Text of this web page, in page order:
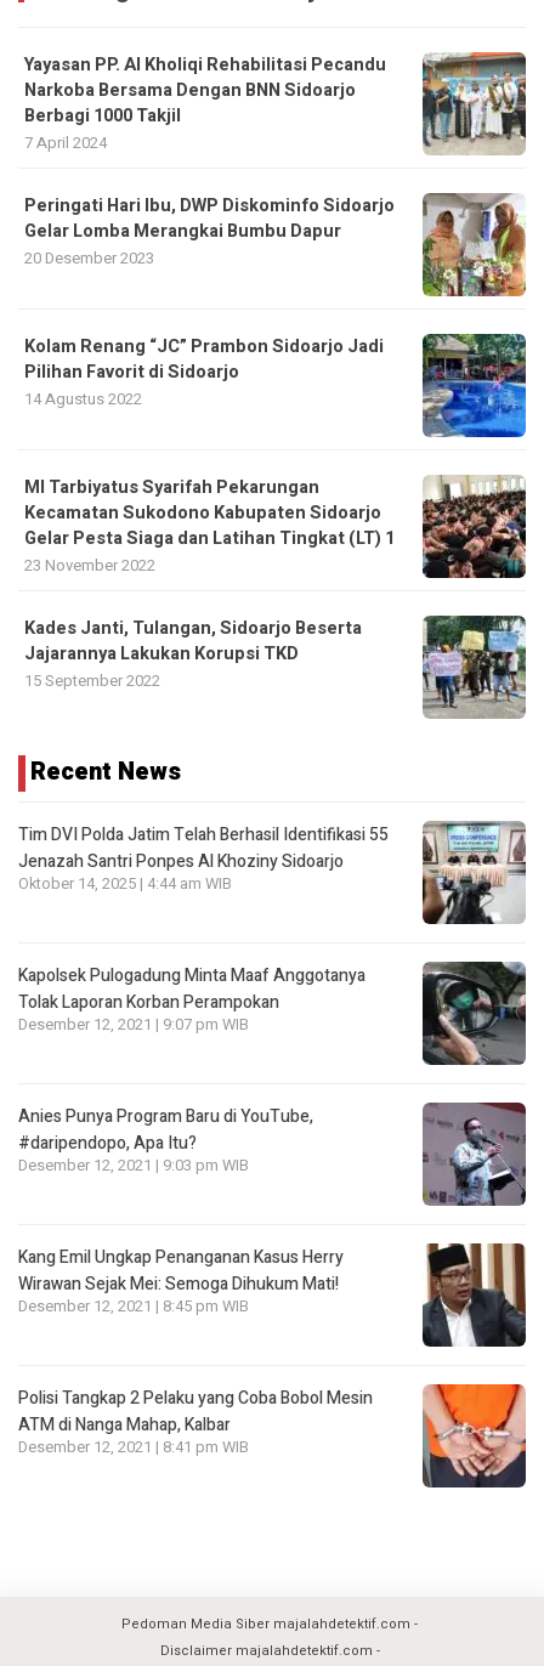
Yayasan PP. Al Kholiqi Rehabilitasi Pecandu
Narkoba Bersama Dengan BNN Sidoarjo
Berbagi 1000 Takjil
7 April 2024
Peringati Hari Ibu, DWP Diskominfo Sidoarjo
Gelar Lomba Merangkai Bumbu Dapur
20 Desember 2023
Kolam Renang “JC” Prambon Sidoarjo Jadi
Pilihan Favorit di Sidoarjo
14 Agustus 2022
MI Tarbiyatus Syarifah Pekarungan
Kecamatan Sukodono Kabupaten Sidoarjo
Gelar Pesta Siaga dan Latihan Tingkat (LT) 1
23 November 2022
Kades Janti, Tulangan, Sidoarjo Beserta
Jajarannya Lakukan Korupsi TKD
15 September 2022
Recent News
Tim DVI Polda Jatim Telah Berhasil Identifikasi 55
Jenazah Santri Ponpes Al Khoziny Sidoarjo
Oktober 14, 2025 | 4:44 am WIB
Kapolsek Pulogadung Minta Maaf Anggotanya
Tolak Laporan Korban Perampokan
Desember 12, 2021 | 9:07 pm WIB
Anies Punya Program Baru di YouTube,
#daripendopo, Apa Itu?
Desember 12, 2021 | 9:03 pm WIB
Kang Emil Ungkap Penanganan Kasus Herry
Wirawan Sejak Mei: Semoga Dihukum Mati!
Desember 12, 2021 | 8:45 pm WIB
Polisi Tangkap 2 Pelaku yang Coba Bobol Mesin
ATM di Nanga Mahap, Kalbar
Desember 12, 2021 | 8:41 pm WIB
Pedoman Media Siber majalahdetektif.com
Disclaimer majalahdetektif.com